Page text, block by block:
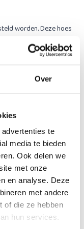
Over
te
media te bieden
Ook delen we
met onze
en analyse. Deze
met andere
of die ze hebben
hun services.
worden. Deze hoes
met incontinentie
en de waterdichte
drukverdeling
bevestiging aan